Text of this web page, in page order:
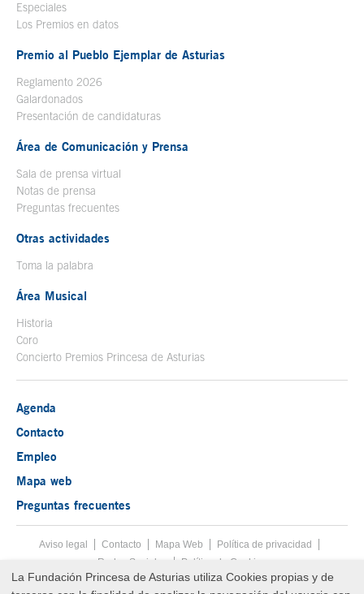
Especiales
Los Premios en datos
Premio al Pueblo Ejemplar de Asturias
Reglamento 2026
Galardonados
Presentación de candidaturas
Área de Comunicación y Prensa
Sala de prensa virtual
Notas de prensa
Preguntas frecuentes
Otras actividades
Toma la palabra
Área Musical
Historia
Coro
Concierto Premios Princesa de Asturias
Agenda
Contacto
Empleo
Mapa web
Preguntas frecuentes
Menú pie
Aviso legal Tecla de acceso 8
Contacto Mapa Web
Política de privacidad
Redes Sociales
Política de Cookies
Fin menú pie
La Fundación Princesa de Asturias utiliza Cookies propias y de